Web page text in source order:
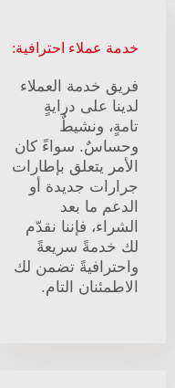
خدمة عملاء احترافية:
فريق خدمة العملاء
لدينا على درايةٍ
تامةٍ، ونشيطٌ
وحساسٌ. سواءً كان
الأمر يتعلق بإطارات
جرارات جديدة أو
الدعم ما بعد
الشراء، فإننا نقدّم
لك خدمةً سريعةً
واحترافيةً تضمن لك
الاطمئنان التام.